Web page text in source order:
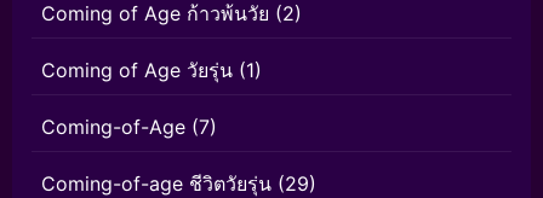
Coming of Age ก้าวพ้นวัย (2)
Coming of Age วัยรุ่น (1)
Coming-of-Age (7)
Coming-of-age ชีวิตวัยรุ่น (29)